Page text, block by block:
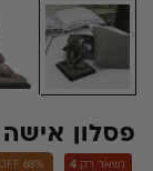
פסלון אישה
נשאר רק 4
68% OFF